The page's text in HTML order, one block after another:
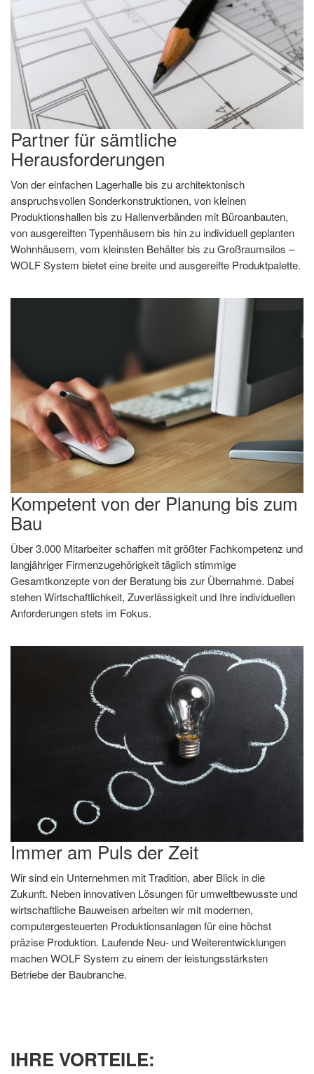
Partner für sämtliche
Herausforderungen
Von der einfachen Lagerhalle bis zu architektonisch
anspruchsvollen Sonderkonstruktionen, von kleinen
Produktionshallen bis zu Hallenverbänden mit Büroanbauten,
von ausgereiften Typenhäusern bis hin zu individuell geplanten
Wohnhäusern, vom kleinsten Behälter bis zu Großraumsilos –
WOLF System bietet eine breite und ausgereifte Produktpalette.
Kompetent von der Planung bis zum
Bau
Über 3.000 Mitarbeiter schaffen mit größter Fachkompetenz und
langjähriger Firmenzugehörigkeit täglich stimmige
Gesamtkonzepte von der Beratung bis zur Übernahme. Dabei
stehen Wirtschaftlichkeit, Zuverlässigkeit und Ihre individuellen
Anforderungen stets im Fokus.
Immer am Puls der Zeit
Wir sind ein Unternehmen mit Tradition, aber Blick in die
Zukunft. Neben innovativen Lösungen für umweltbewusste und
wirtschaftliche Bauweisen arbeiten wir mit modernen,
computergesteuerten Produktionsanlagen für eine höchst
präzise Produktion. Laufende Neu- und Weiterentwicklungen
machen WOLF System zu einem der leistungsstärksten
Betriebe der Baubranche.
IHRE VORTEILE: